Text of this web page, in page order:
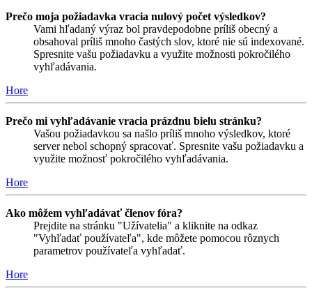
Prečo moja požiadavka vracia nulový počet výsledkov?
Vami hľadaný výraz bol pravdepodobne príliš obecný a
obsahoval príliš mnoho častých slov, ktoré nie sú indexované.
Spresnite vašu požiadavku a využite možnosti pokročilého
vyhľadávania.
Hore
Prečo mi vyhľadávanie vracia prázdnu bielu stránku?
Vašou požiadavkou sa našlo príliš mnoho výsledkov, ktoré
server nebol schopný spracovať. Spresnite vašu požiadavku a
využite možnosť pokročilého vyhľadávania.
Hore
Ako môžem vyhľadávať členov fóra?
Prejdite na stránku "Užívatelia" a kliknite na odkaz
"Vyhľadať používateľa", kde môžete pomocou rôznych
parametrov používateľa vyhľadať.
Hore